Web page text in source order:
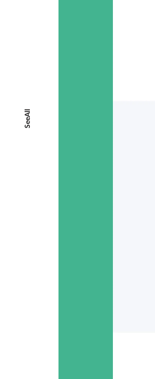
SeeAll